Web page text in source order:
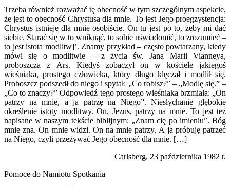
Trzeba również rozważać tę obecność w tym szczególnym aspekcie,
że jest to obecność Chrystusa dla mnie. To jest Jego proegzystencja:
Chrys­tus istnieje dla mnie osobiście. On tu jest po to, żeby mi dać
siebie. Starać się w to wniknąć, to sobie uświadomić, to zrozumieć –
to jest istota mo­dlitw]’. Znamy przykład – często powtarzany, kiedy
mówi się o modlitwie – z życia św. Jana Marii Vianneya,
proboszcza z Ars. Kiedyś zobaczył on w kościele jakiegoś
wieśniaka, prostego człowieka, który długo klęczał i modlił się.
Proboszcz podszedł do niego i spytał: „Co robisz?” – „Modlę się.” –
„Co to znaczy?” Odpowiedź tego prostego wieśniaka brzmiała: „On
pa­trzy na mnie, a ja patrzę na Niego”. Niesłychanie głębokie
określenie istoty modlitwy. On, Jezus, patrzy na mnie. To jest też
napisane w naszym tekście biblijnym: „Znam cię po imieniu”. Bóg
mnie zna. On mnie widzi. On na mnie patrzy. A ja próbuję patrzeć
na Niego, czyli przeżywać Jego obecność dla mnie. […]
Carlsberg, 23 października 1982 r.
Pomoce do Namiotu Spotkania